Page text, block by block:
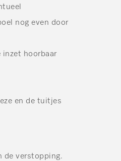
nog even door
inzet hoorbaar
en de tuitjes
de verstopping.